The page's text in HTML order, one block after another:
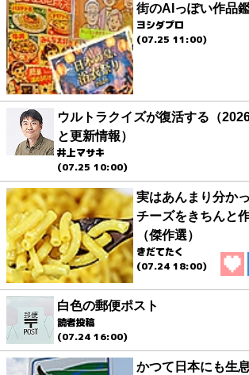
街のAIっぽい作品
ヨシダプロ
(07.25 11:00)
ウルトラクイズが復活する（
と更新情報）
井上マサキ
(07.25 10:00)
実はあんまり分か
チーズをきちんと
（傑作選）
きだてたく
(07.24 18:00)
白色の郵便ポスト
読者投稿
(07.24 16:00)
かつて日本にも生